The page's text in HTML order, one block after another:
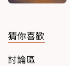
猜你喜歡
討論區